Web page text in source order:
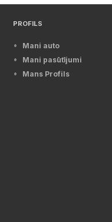
PROFILS
Mani auto
Mani pasūtījumi
Mans Profils